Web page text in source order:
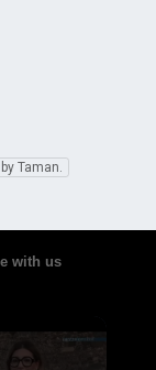
Taman.
with us